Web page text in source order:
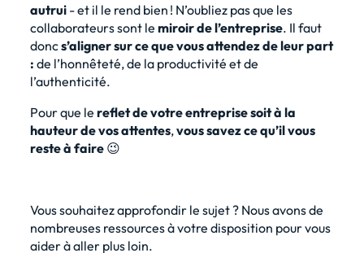
autrui- et il le rend bien ! N’oubliez pas que les
collaborateurs sont le miroir de l’entreprise. Il faut
doncs’aligner sur ce que vous attendez de leur part
: de l’honnêteté, de la productivité et de
l’authenticité.
Pour que le reflet de votre entreprise soit à la
hauteur de vos attentes,vous savez ce qu’il vous
reste à faire😉
Vous souhaitez approfondir le sujet ? Nous avons de
nombreuses ressources à votre disposition pour vous
aider à aller plus loin.